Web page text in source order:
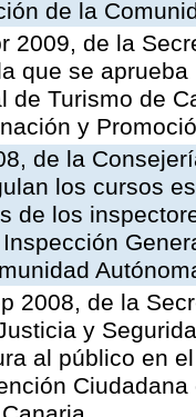
de la
2009, de la
que se
de Turismo de
y
de la
los cursos
de los
2008, de la
y
al público en